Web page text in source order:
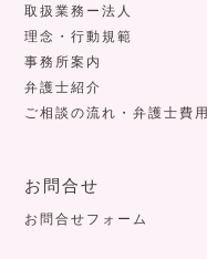
取扱業務ー法人
理念・行動規範
事務所案内
弁護士紹介
ご相談の流れ・弁護士費用
お問合せ
お問合せフォーム